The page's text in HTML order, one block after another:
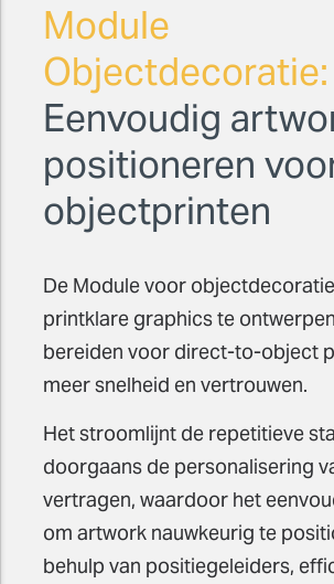
Module
Objectdecoratie:
Eenvoudig
positioneren
objectprinten
De Module voor
printklare graphics te
bereiden voor direct-to-object
meer snelheid en vertrouwen.
Het stroomlijnt de repetitieve
doorgaans de personalisering
vertragen, waardoor het
om artwork nauwkeurig te
behulp van positiegeleiders,